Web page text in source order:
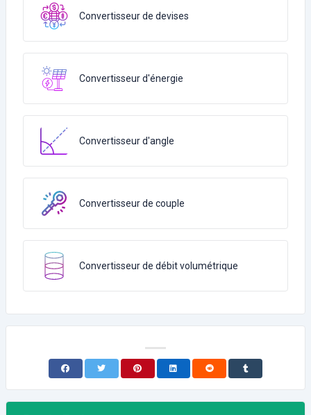
Convertisseur de devises
Convertisseur d'énergie
Convertisseur d'angle
Convertisseur de couple
Convertisseur de débit volumétrique